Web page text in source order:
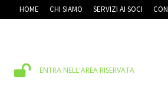
HOME CHI SIAMO SERVIZI AI SOCI
ENTRA NELL'AREA RISERVATA